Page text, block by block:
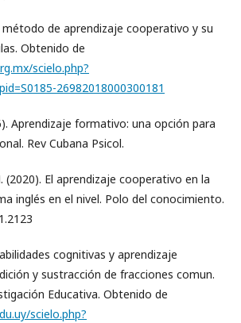
método de aprendizaje cooperativo y su
Obtenido de
scielo.php?
26982018000300181
Aprendizaje formativo: una opción para
Rev Cubana Psicol.
(2020). El aprendizaje cooperativo en la
inglés en el nivel. Polo del conocimiento.
cognitivas y aprendizaje
y sustracción de fracciones comun.
Educativa. Obtenido de
scielo.php?